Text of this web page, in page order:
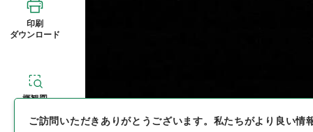
印刷
ダウンロード
概観図
ご訪問いただきありがとうございます。 私たちがより良い情